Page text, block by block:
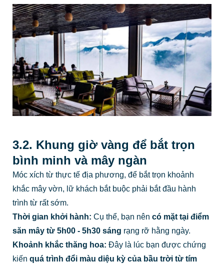
3.2. Khung giờ vàng để bắt trọn
bình minh và mây ngàn
Móc xích từ thực tế địa phương, để bắt trọn khoảnh
khắc mây vờn, lữ khách bắt buộc phải bắt đầu hành
trình từ rất sớm.
Thời gian khởi hành: Cụ thể, bạn nên có mặt tại điểm
săn mây từ 5h00 - 5h30 sáng rạng rỡ hằng ngày.
Khoảnh khắc thăng hoa: Đây là lúc bạn được chứng
kiến quá trình đổi màu diệu kỳ của bầu trời từ tím